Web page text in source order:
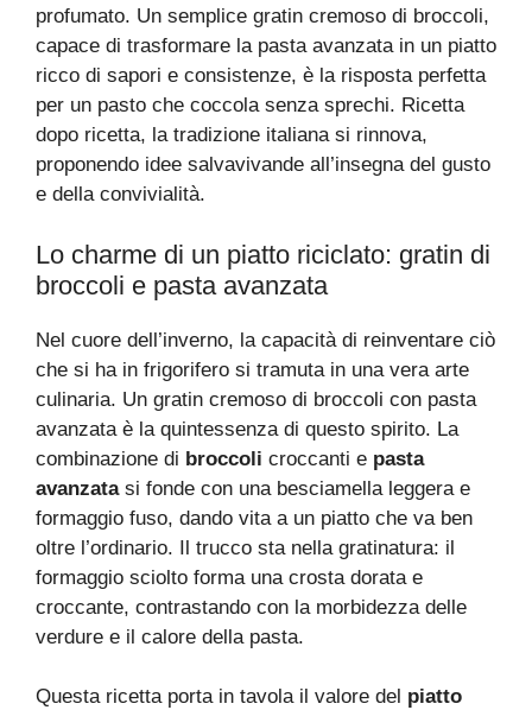
profumato. Un semplice gratin cremoso di broccoli,
capace di trasformare la pasta avanzata in un piatto
ricco di sapori e consistenze, è la risposta perfetta
per un pasto che coccola senza sprechi. Ricetta
dopo ricetta, la tradizione italiana si rinnova,
proponendo idee salvavivande all’insegna del gusto
e della convivialità.
Lo charme di un piatto riciclato: gratin di
broccoli e pasta avanzata
Nel cuore dell’inverno, la capacità di reinventare ciò
che si ha in frigorifero si tramuta in una vera arte
culinaria. Un gratin cremoso di broccoli con pasta
avanzata è la quintessenza di questo spirito. La
combinazione di broccoli croccanti e pasta
avanzatasi fonde con una besciamella leggera e
formaggio fuso, dando vita a un piatto che va ben
oltre l’ordinario. Il trucco sta nella gratinatura: il
formaggio sciolto forma una crosta dorata e
croccante, contrastando con la morbidezza delle
verdure e il calore della pasta.
Questa ricetta porta in tavola il valore del piatto